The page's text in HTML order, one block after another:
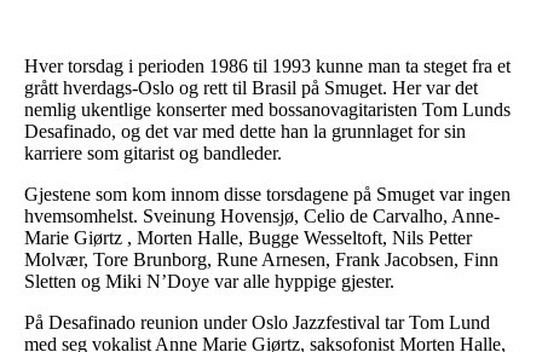
Hver torsdag i perioden 1986 til 1993 kunne man ta steget fra et
grått hverdags-Oslo og rett til Brasil på Smuget. Her var det
nemlig ukentlige konserter med bossanovagitaristen Tom Lunds
Desafinado, og det var med dette han la grunnlaget for sin
karriere som gitarist og bandleder.
Gjestene som kom innom disse torsdagene på Smuget var ingen
hvemsomhelst. Sveinung Hovensjø, Celio de Carvalho, Anne-
Marie Giørtz , Morten Halle, Bugge Wesseltoft, Nils Petter
Molvær, Tore Brunborg, Rune Arnesen, Frank Jacobsen, Finn
Sletten og Miki N’Doye var alle hyppige gjester.
På Desafinado reunion under Oslo Jazzfestival tar Tom Lund
med seg vokalist Anne Marie Giørtz, saksofonist Morten Halle,